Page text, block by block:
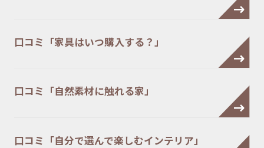
口コミ「家具はいつ購入する？」
口コミ「自然素材に触れる家」
口コミ「自分で選んで楽しむインテリア」